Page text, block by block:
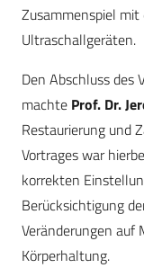
Zusammenspiel
Ultraschallgeräten.
Den Abschluss des
machte Prof. Dr.
Restaurierung und
Vortrages war
korrekten
Berücksichtigung
Veränderungen auf
Körperhaltung.